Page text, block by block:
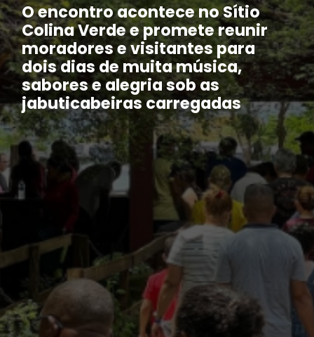
O encontro acontece no Sítio
Colina Verde e promete reunir
moradores e visitantes para
dois dias de muita música,
sabores e alegria sob as
jabuticabeiras carregadas